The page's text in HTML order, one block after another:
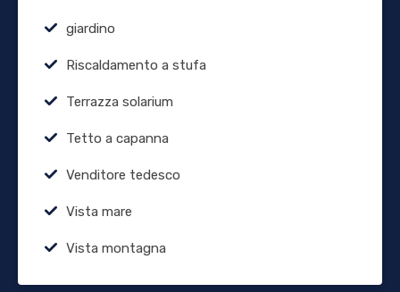
giardino
Riscaldamento a stufa
Terrazza solarium
Tetto a capanna
Venditore tedesco
Vista mare
Vista montagna